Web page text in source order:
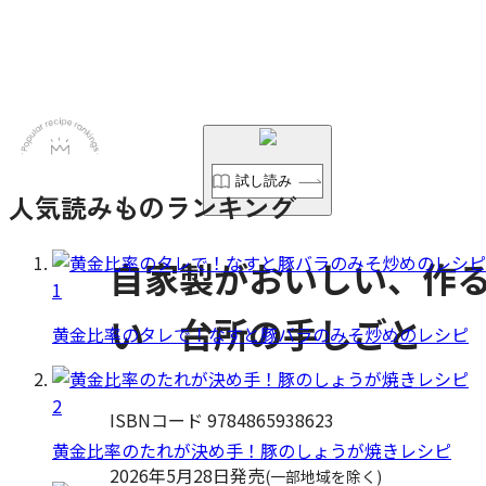
試し読み
自家製がおいしい、作
い 台所の手しごと
ISBNコード 9784865938623
2026年5月28日発売(一部地域を除く)
人気読みものランキング
1
黄金比率のタレで！なすと豚バラのみそ炒めのレシピ
2
黄金比率のたれが決め手！豚のしょうが焼きレシピ